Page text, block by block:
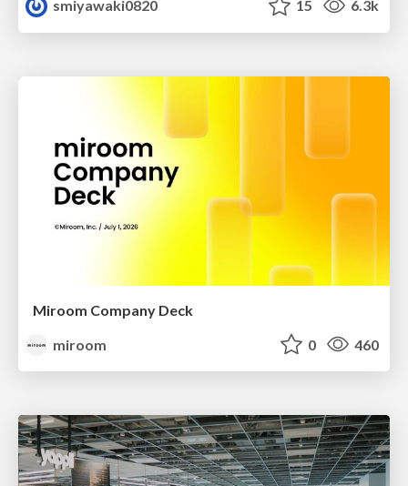
smiyawaki0820
15 6.3k
Miroom Company Deck
miroom
0 460